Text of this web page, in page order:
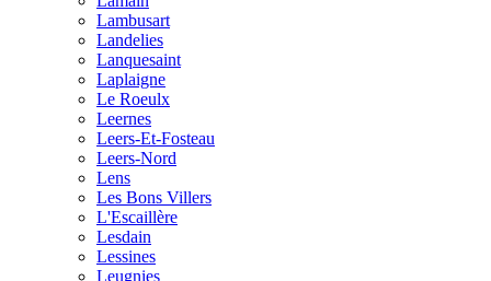
Lambusart
Landelies
Lanquesaint
Laplaigne
Le Roeulx
Leernes
Leers-Et-Fosteau
Leers-Nord
Lens
Les Bons Villers
L'Escaillère
Lesdain
Lessines
Leugnies